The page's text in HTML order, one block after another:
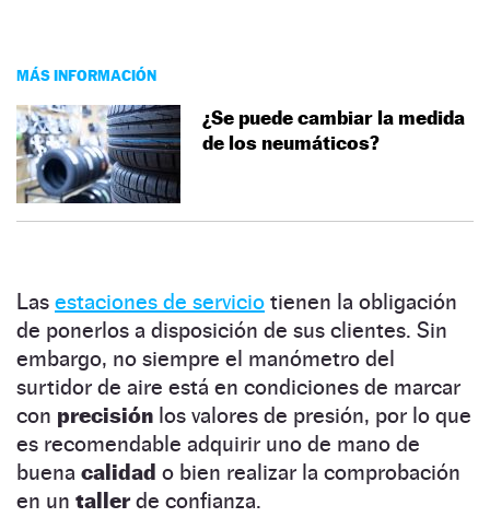
MÁS INFORMACIÓN
¿Se puede cambiar la medida
de los neumáticos?
Las estaciones de servicio tienen la obligación
de ponerlos a disposición de sus clientes. Sin
embargo, no siempre el manómetro del
surtidor de aire está en condiciones de marcar
con precisión los valores de presión, por lo que
es recomendable adquirir uno de mano de
buena calidad o bien realizar la comprobación
en un tallerde confianza.